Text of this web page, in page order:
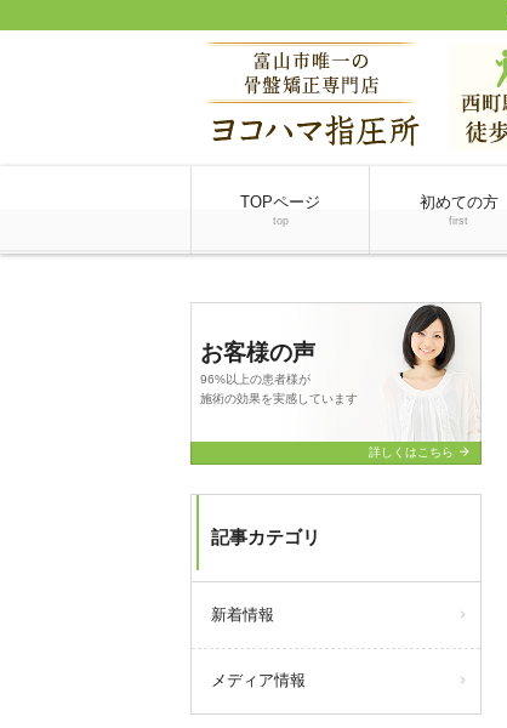
TOPページ
top
初めての方
first
お客様の声
96%以上の患者様が
施術の効果を実感しています
詳しくはこちら arrow_forward
記事カテゴリ
新着情報
メディア情報